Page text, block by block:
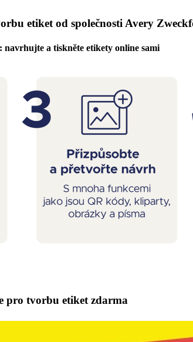
etiket od společnosti Avery
navrhujte a tiskněte etikety online sami
pro tvorbu etiket zdarma